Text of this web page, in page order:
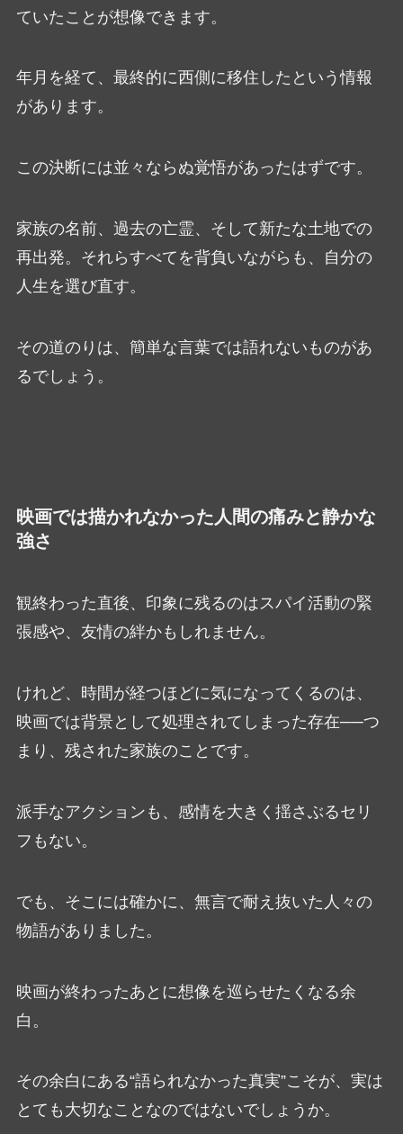
ていたことが想像できます。
年月を経て、最終的に西側に移住したという情報
があります。
この決断には並々ならぬ覚悟があったはずです。
家族の名前、過去の亡霊、そして新たな土地での
再出発。それらすべてを背負いながらも、自分の
人生を選び直す。
その道のりは、簡単な言葉では語れないものがあ
るでしょう。
映画では描かれなかった人間の痛みと静かな
強さ
観終わった直後、印象に残るのはスパイ活動の緊
張感や、友情の絆かもしれません。
けれど、時間が経つほどに気になってくるのは、
映画では背景として処理されてしまった存在──つ
まり、残された家族のことです。
派手なアクションも、感情を大きく揺さぶるセリ
フもない。
でも、そこには確かに、無言で耐え抜いた人々の
物語がありました。
映画が終わったあとに想像を巡らせたくなる余
白。
その余白にある“語られなかった真実”こそが、実は
とても大切なことなのではないでしょうか。